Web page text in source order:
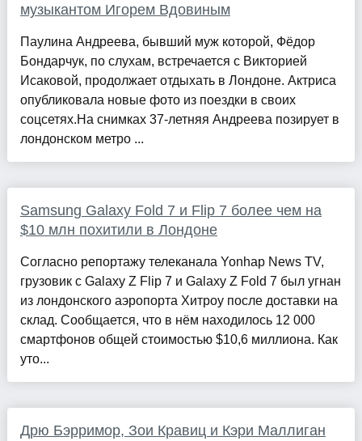
музыкантом Игорем Вдовиным
Паулина Андреева, бывший муж которой, Фёдор
Бондарчук, по слухам, встречается с Викторией
Исаковой, продолжает отдыхать в Лондоне. Актриса
опубликовала новые фото из поездки в своих
соцсетях.На снимках 37-летняя Андреева позирует в
лондонском метро ...
Samsung Galaxy Fold 7 и Flip 7 более чем на
$10 млн похитили в Лондоне
Согласно репортажу телеканала Yonhap News TV,
грузовик с Galaxy Z Flip 7 и Galaxy Z Fold 7 был угнан
из лондонского аэропорта Хитроу после доставки на
склад. Сообщается, что в нём находилось 12 000
смартфонов общей стоимостью $10,6 миллиона. Как
уто...
Дрю Бэрримор, Зои Кравиц и Кэри Маллиган